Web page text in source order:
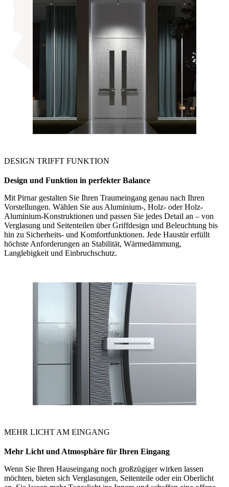
DESIGN TRIFFT FUNKTION
Design und Funktion in perfekter Balance
Mit Pirnar gestalten Sie Ihren Traumeingang genau nach Ihren
Vorstellungen. Wählen Sie aus Aluminium-, Holz- oder Holz-
Aluminium-Konstruktionen und passen Sie jedes Detail an – von
Verglasung und Seitenteilen über Griffdesign und Beleuchtung bis
hin zu Sicherheits- und Komfortfunktionen. Jede Haustür erfüllt
höchste Anforderungen an Stabilität, Wärmedämmung,
Langlebigkeit und Einbruchschutz.
MEHR LICHT AM EINGANG
Mehr Licht und Atmosphäre für Ihren Eingang
Wenn Sie Ihren Hauseingang noch großzügiger wirken lassen
möchten, bieten sich Verglasungen, Seitenteile oder ein Oberlicht